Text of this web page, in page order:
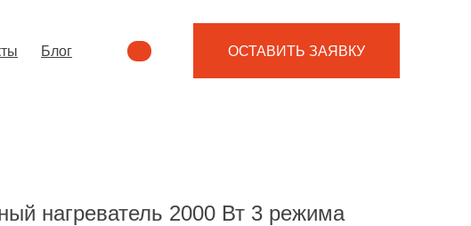
Блог ОСТАВИТЬ ЗАЯВКУ
нагреватель 2000 Вт 3 режима